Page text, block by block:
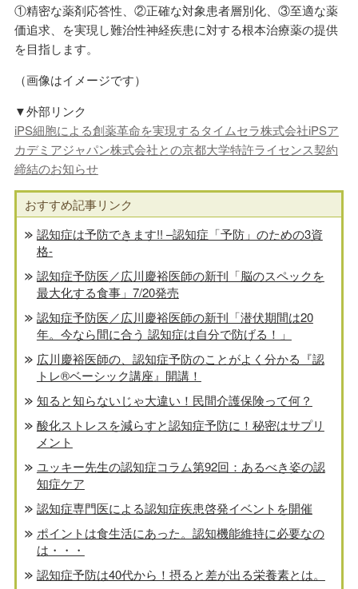
①精密な薬剤応答性、②正確な対象患者層別化、③至適な薬
価追求、を実現し難治性神経疾患に対する根本治療薬の提供
を目指します。
（画像はイメージです）
▼外部リンク
iPS細胞による創薬革命を実現するタイムセラ株式会社iPSア
カデミアジャパン株式会社との京都大学特許ライセンス契約
締結のお知らせ
おすすめ記事リンク
認知症は予防できます!! –認知症「予防」のための3資
格-
認知症予防医／広川慶裕医師の新刊「脳のスペックを
最大化する食事」7/20発売
認知症予防医／広川慶裕医師の新刊「潜伏期間は20
年。今なら間に合う 認知症は自分で防げる！」
広川慶裕医師の、認知症予防のことがよく分かる『認
トレ®️ベーシック講座』開講！
知ると知らないじゃ大違い！民間介護保険って何？
酸化ストレスを減らすと認知症予防に！秘密はサプリ
メント
ユッキー先生の認知症コラム第92回：あるべき姿の認
知症ケア
認知症専門医による認知症疾患啓発イベントを開催
ポイントは食生活にあった。認知機能維持に必要なの
は・・・
認知症予防は40代から！摂ると差が出る栄養素とは。